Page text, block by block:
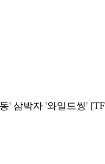
' 삼박자 '와일드씽'